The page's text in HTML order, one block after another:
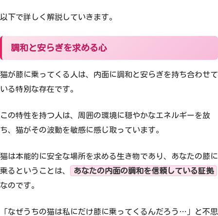
以下で詳しく解説していきます。
調和と安らぎを求める心
猫が膝に乗ってくる人は、内面に調和と安らぎを持ち合わせて
いる特別な存在です。
この特性を持つ人は、周囲の環境に穏やかなエネルギーを放
ち、猫がその波動を敏感に感じ取っています。
猫は本能的に安全な場所を求める生き物であり、あなたの膝に
乗るということは、
あなたの内面の調和を信頼している証拠
なのです。
「なぜうちの猫は私にだけ膝に乗ってくるんだろう…」と不思